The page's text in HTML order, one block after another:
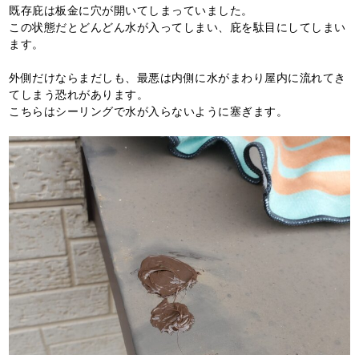
既存庇は板金に穴が開いてしまっていました。
この状態だとどんどん水が入ってしまい、庇を駄目にしてしまい
ます。
外側だけならまだしも、最悪は内側に水がまわり屋内に流れてき
てしまう恐れがあります。
こちらはシーリングで水が入らないように塞ぎます。